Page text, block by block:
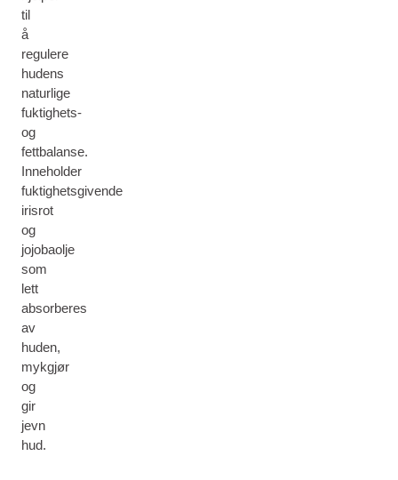
til
å
regulere
hudens
naturlige
fuktighets-
og
fettbalanse.
Inneholder
fuktighetsgivende
irisrot
og
jojobaolje
som
lett
absorberes
av
huden,
mykgjør
og
gir
jevn
hud.